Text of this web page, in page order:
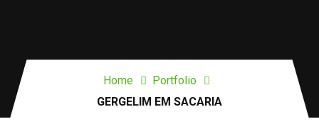
Home
Portfolio
GERGELIM EM SACARIA